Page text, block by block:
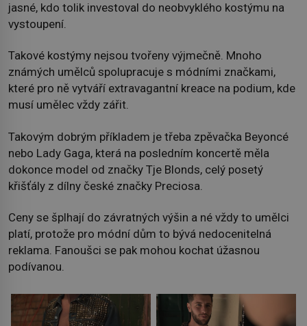
jasné, kdo tolik investoval do neobvyklého kostýmu na
vystoupení.
Takové kostýmy nejsou tvořeny výjmečně. Mnoho
známých umělců spolupracuje s módními značkami,
které pro ně vytváří extravagantní kreace na podium, kde
musí umělec vždy zářit.
Takovým dobrým příkladem je třeba zpěvačka Beyoncé
nebo Lady Gaga, která na posledním koncertě měla
dokonce model od značky Tje Blonds, celý posetý
křišťály z dílny české značky Preciosa.
Ceny se šplhají do závratných výšin a né vždy to umělci
platí, protože pro módní dům to bývá nedocenitelná
reklama. Fanoušci se pak mohou kochat úžasnou
podívanou.